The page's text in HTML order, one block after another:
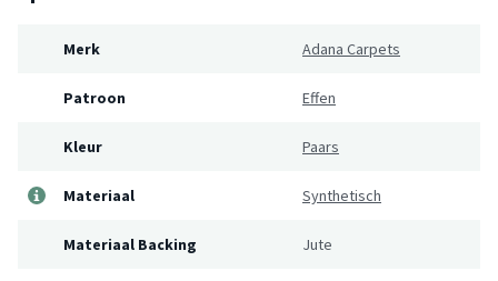
Merk Adana Carpets
Patroon Effen
Kleur Paars
Materiaal Synthetisch
Materiaal Backing Jute